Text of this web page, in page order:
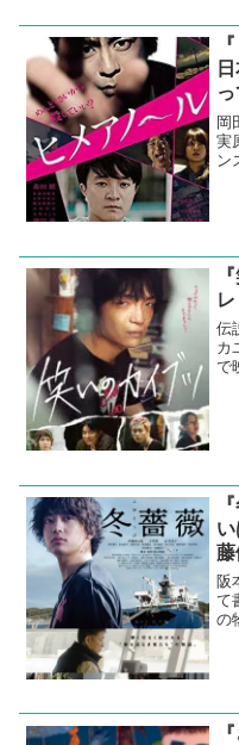
岡
実
ン
伝
カ
で
藤
阪
て
の